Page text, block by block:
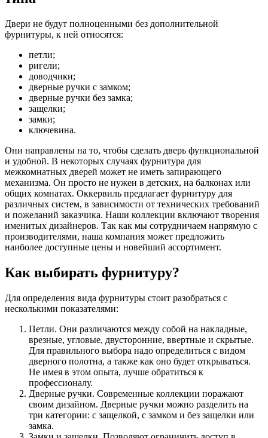
Двери не будут полноценными без дополнительной
фурнитуры, к ней относятся:
петли;
ригели;
доводчики;
дверные ручки с замком;
дверные ручки без замка;
защелки;
замки;
ключевина.
Они направлены на то, чтобы сделать дверь функциональной
и удобной. В некоторых случаях фурнитура для
межкомнатных дверей может не иметь запирающего
механизма. Он просто не нужен в детских, на балконах или
общих комнатах. Оккервиль предлагает фурнитуру для
различных систем, в зависимости от технических требований
и пожеланий заказчика. Наши коллекции включают творения
именитых дизайнеров. Так как мы сотрудничаем напрямую с
производителями, наша компания может предложить
наиболее доступные цены и новейший ассортимент.
Как выбирать фурнитуру?
Для определения вида фурнитуры стоит разобраться с
несколькими показателями:
Петли. Они различаются между собой на накладные,
врезные, угловые, двусторонние, ввертные и скрытые.
Для правильного выбора надо определиться с видом
дверного полотна, а также как оно будет открываться.
Не имея в этом опыта, лучше обратиться к
профессионалу.
Дверные ручки. Современные коллекции поражают
своим дизайном. Дверные ручки можно разделить на
три категории: с защелкой, с замком и без защелки или
замка.